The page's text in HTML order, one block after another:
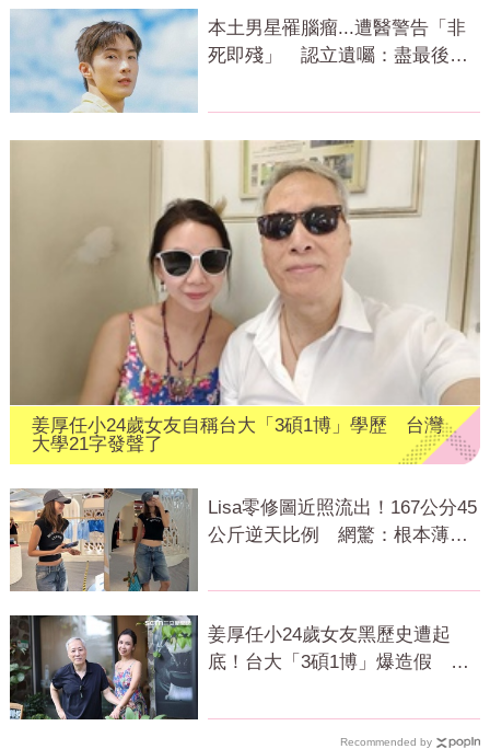
本土男星罹腦瘤...遭醫警告「非
死即殘」 認立遺囑：盡最後心
姜厚任小24歲女友自稱台大「3碩1博」學歷 台灣
大學21字發聲了
Lisa零修圖近照流出！167公分45
公斤逆天比例 網驚：根本薄到
姜厚任小24歲女友黑歷史遭起
底！台大「3碩1博」爆造假 本
Recommended by